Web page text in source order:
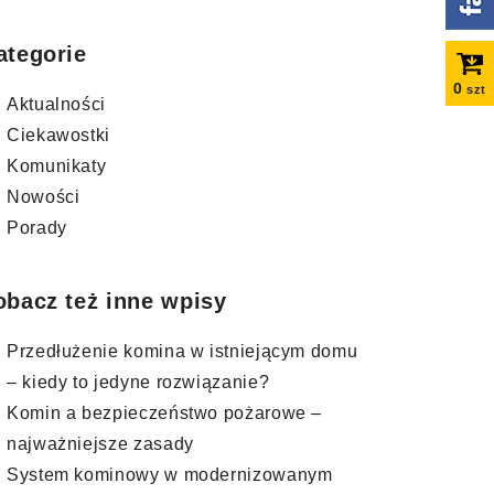
0 szt
Aktualności
Ciekawostki
Komunikaty
Nowości
Porady
też inne wpisy
Przedłużenie komina w istniejącym domu
– kiedy to jedyne rozwiązanie?
Komin a bezpieczeństwo pożarowe –
najważniejsze zasady
System kominowy w modernizowanym